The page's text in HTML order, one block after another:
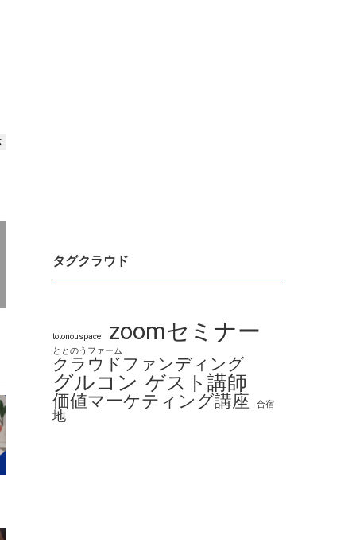
タグクラウド
totonouspace zoomセミナー
ととのうファーム
クラウドファンディング
グルコン ゲスト講師
価値マーケティング講座 合宿
地